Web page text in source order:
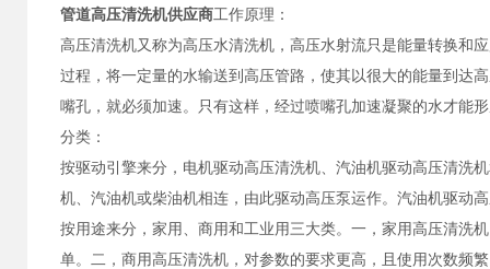
管道高压清洗机供应商工作原理：
高压清洗机又称为高压水清洗机，高压水射流只是能量转换
过程，将一定量的水输送到高压管路，使其以很大的能量到达
嘴孔，就必须加速。只有这样，经过喷嘴孔加速凝聚的水才能
分类：
按驱动引擎来分，电机驱动高压清洗机、汽油机驱动高压清洗
机、汽油机或柴油机相连，由此驱动高压泵运作。汽油机驱动
按用途来分，家用、商用和工业用三大类。一，家用高压清洗
单。二，商用高压清洗机，对参数的要求更高，且使用次数频